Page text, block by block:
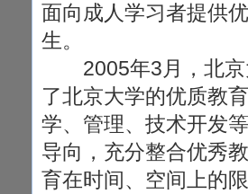
面向成人学习者提供
生。
2005年3月，北京
了北京大学的优质教
学、管理、技术开发
导向，充分整合优秀
育在时间、空间上的